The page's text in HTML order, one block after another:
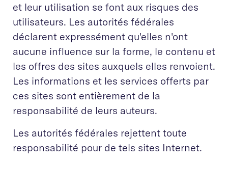
et leur utilisation se font aux risques des
utilisateurs. Les autorités fédérales
déclarent expressément qu'elles n'ont
aucune influence sur la forme, le contenu et
les offres des sites auxquels elles renvoient.
Les informations et les services offerts par
ces sites sont entièrement de la
responsabilité de leurs auteurs.
Les autorités fédérales rejettent toute
responsabilité pour de tels sites Internet.